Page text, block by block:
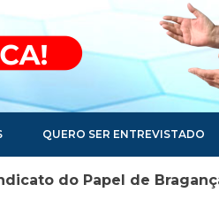
QUERO SER ENTREVISTADO
do Papel de